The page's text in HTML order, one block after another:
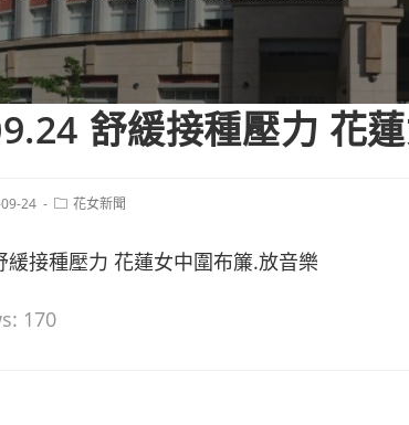
舒緩接種壓力 花
24
Post花女新聞
緩接種壓力 花蓮女中圍布簾.放音樂
170